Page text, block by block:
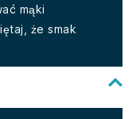
mąki
że smak